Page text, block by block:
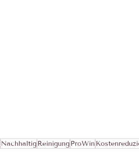
NachhaltigReinigungProWin